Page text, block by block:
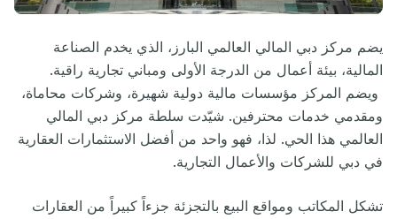
يضم مركز دبي المالي العالمي البارز، الذي يخدم الصناعة
المالية، بيئة أعمال من الدرجة الأولى ومباني تجارية راقية.
ويضم المركز مؤسسات مالية دولية شهيرة، وشركات محاماة،
ومقدمي خدمات محترفين. شيّدت سلطة مركز دبي المالي
العالمي هذا الحي. لذا، فهو واحد من أفضل الاستثمارات العقارية
في دبي للشركات والأعمال التجارية.
تشكل المكاتب ومواقع البيع بالتجزئة جزءاً كبيراً من العقارات